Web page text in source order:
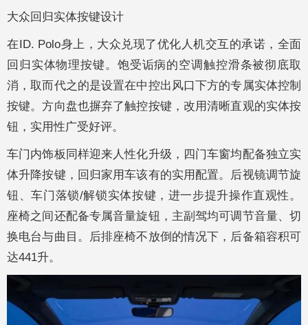
大众回归实体按键设计
在ID. Polo身上，大众兑现了优化人机交互的承诺，全面
回归实体物理按键。饱受诟病的空调触控滑条被彻底取
消，取而代之的是设置在中控出风口下方的专属实体控制
按键。方向盘也摒弃了触控按键，改用清晰直观的实体按
钮，实用性广受好评。
车门内饰板同样迎来人性化升级，四门车窗均配备独立实
体升降按键，回归家用车该有的实用配置。后视镜调节旋
钮、车门落锁/解锁实体按键，进一步提升操作直观性。
座椅之间还配备专属音量旋钮，主副驾均可调节音量、切
换电台与曲目。后排座椅不放倒的情况下，后备箱容积可
达441升。